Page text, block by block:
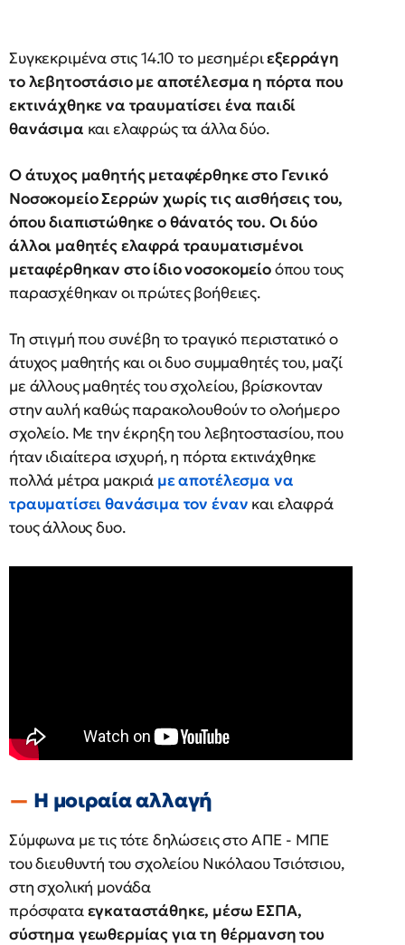
Συγκεκριμένα στις 14.10 το μεσημέριεξερράγη
το λεβητοστάσιο με αποτέλεσμα η πόρτα που
εκτινάχθηκε να τραυματίσει ένα παιδί
θανάσιμα και ελαφρώς τα άλλα δύο.
Ο άτυχος μαθητής μεταφέρθηκε στο Γενικό
Νοσοκομείο Σερρών χωρίς τις αισθήσεις του,
όπου διαπιστώθηκε ο θάνατός του. Οι δύο
άλλοι μαθητές ελαφρά τραυματισμένοι
μεταφέρθηκαν στο ίδιο νοσοκομείοόπου τους
παρασχέθηκαν οι πρώτες βοήθειες.
Τη στιγμή που συνέβη το τραγικό περιστατικό ο
άτυχος μαθητής και οι δυο συμμαθητές του, μαζί
με άλλους μαθητές του σχολείου, βρίσκονταν
στην αυλή καθώς παρακολουθούν το ολοήμερο
σχολείο. Με την έκρηξη του λεβητοστασίου, που
ήταν ιδιαίτερα ισχυρή, η πόρτα εκτινάχθηκε
πολλά μέτρα μακριά με αποτέλεσμα να
τραυματίσει θανάσιμα τον έναν και ελαφρά
τους άλλους δυο.
Η μοιραία αλλαγή
Σύμφωνα με τις τότε δηλώσεις στο ΑΠΕ - ΜΠΕ
του διευθυντή του σχολείου Νικόλαου Τσιότσιου,
στη σχολική μονάδα
πρόσφαταεγκαταστάθηκε, μέσω ΕΣΠΑ,
σύστημα γεωθερμίας για τη θέρμανση του